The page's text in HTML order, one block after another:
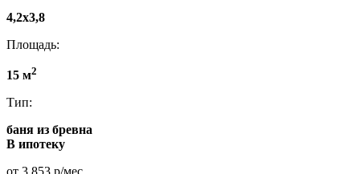
4,2x3,8
Площадь:
15 м2
Тип:
баня из бревна
В ипотеку